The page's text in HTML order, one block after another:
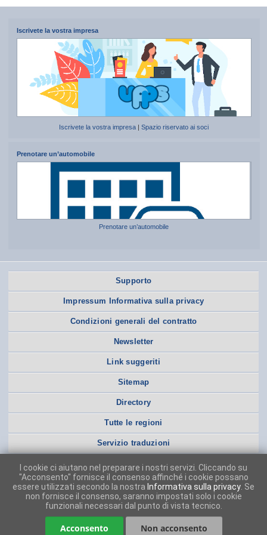
Iscrivete la vostra impresa
Iscrivete la vostra impresa |Spazio riservato ai soci
Prenotare un’automobile
Prenotare un’automobile
Supporto
Impressum Informativa sulla privacy
Condizioni generali del contratto
Newsletter
Link suggeriti
Sitemap
Directory
Tutte le regioni
Servizio traduzioni
I cookie ci aiutano nel preparare i nostri servizi. Cliccando su
"Acconsento" fornisce il consenso affinché i cookie possano
essere utilizzati secondo la nostra Informativa sulla privacy . Se
non fornisce il consenso, saranno impostati solo i cookie
funzionali necessari dal punto di vista tecnico.